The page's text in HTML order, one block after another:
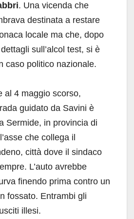
. Una vicenda che
destinata a restare
locale ma che, dopo
sull’alcol test, si è
caso politico nazionale.
al 4 maggio scorso,
guidato da Savini è
Sermide, in provincia di
che collega il
città dove il sindaco
L’auto avrebbe
finendo prima contro un
fossato. Entrambi gli
illesi.